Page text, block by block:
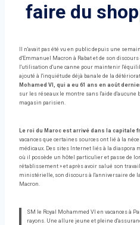
faire du
Il n'avait pas été vu en public depuis une
d'Emmanuel Macron à Rabat et de son
l'utilisation d'une canne pour maintenir
ajouté à l'inquiétude déjà banale de la
Mohamed VI, qui a eu 61 ans en août
sur les réseaux le montre sans l'aide d'aucune
magasin parisien.
Le roi du Maroc est arrivé dans la capitale
vacances que certaines sources ont lié à la
médicaux. Des sites Internet liés à la diaspora
où il possède un hôtel particulier et passe de
rétablissement » et après avoir salué son
ministérielle, son discours à l'anniversaire de
Macron.
SM le Royal Mohammed VI en vacances à
rayons. Une allure jeune et pleine